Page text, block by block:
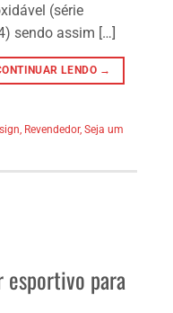
(série
sendo assim […]
LENDO →
, Revendedor, Seja um
para